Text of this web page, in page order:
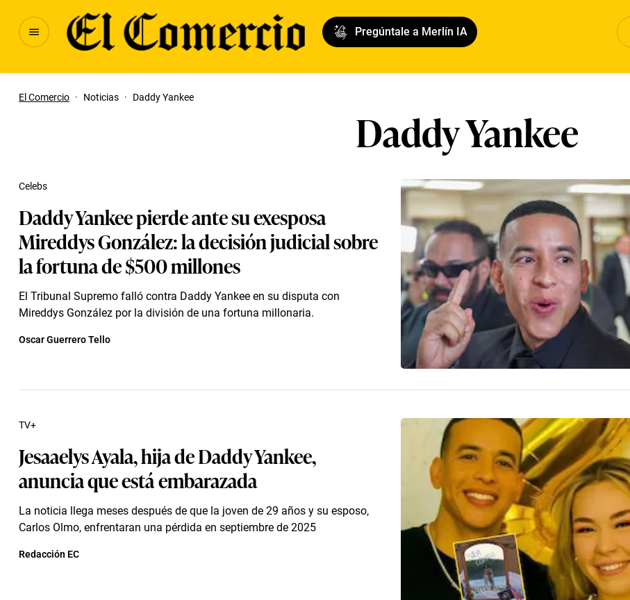
Pregúntale a Merlín IA
El Comercio · Noticias · Daddy Yankee
Daddy Yankee
Daddy Yankee pierde ante su exesposa
Mireddys González: la decisión judicial sobre
la fortuna de $500 millones
El Tribunal Supremo falló contra Daddy Yankee en su disputa con
Mireddys González por la división de una fortuna millonaria.
Celebs
Oscar Guerrero Tello
Jesaaelys Ayala, hija de Daddy Yankee,
anuncia que está embarazada
La noticia llega meses después de que la joven de 29 años y su esposo,
Carlos Olmo, enfrentaran una pérdida en septiembre de 2025
TV+
Redacción EC